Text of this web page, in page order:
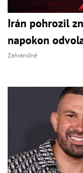
Irán pohrozil
napokon
Zahraničné